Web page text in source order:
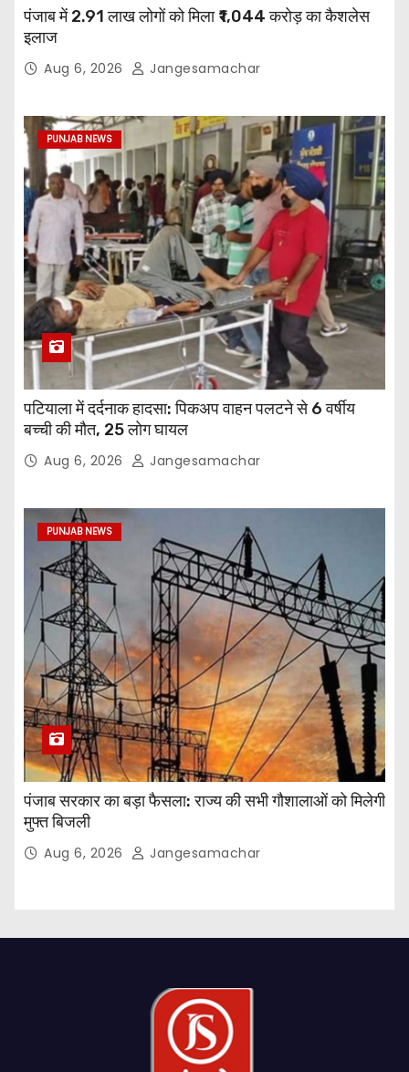
पंजाब में 2.91 लाख लोगों को मिला ₹1,044 करोड़ का कैशलेस
इलाज
Aug 6, 2026 Jangesamachar
PUNJAB NEWS
पटियाला में दर्दनाक हादसा: पिकअप वाहन पलटने से 6 वर्षीय
बच्ची की मौत, 25 लोग घायल
Aug 6, 2026 Jangesamachar
PUNJAB NEWS
पंजाब सरकार का बड़ा फैसला: राज्य की सभी गौशालाओं को मिलेगी
मुफ्त बिजली
Aug 6, 2026 Jangesamachar